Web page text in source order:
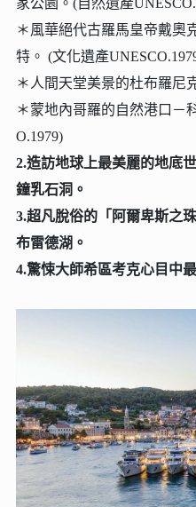
家公園。(自然遺產
＊風華絕代古羅馬皇帝戴奧
特。 (文化遺產
＊人間天堂美景的杜布羅尼
＊蒙地內哥羅的自然港口－
O.1979)
2.造訪地球上最美麗的地底
鐘乳石洞。
3.超凡脫俗的「阿爾卑斯之
布雷德湖。
4.驚悚大師希區考克心目中